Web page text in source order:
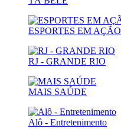
ESPORTES EM AÇÃO
RJ - GRANDE RIO
MAIS SAÚDE
Alô - Entretenimento